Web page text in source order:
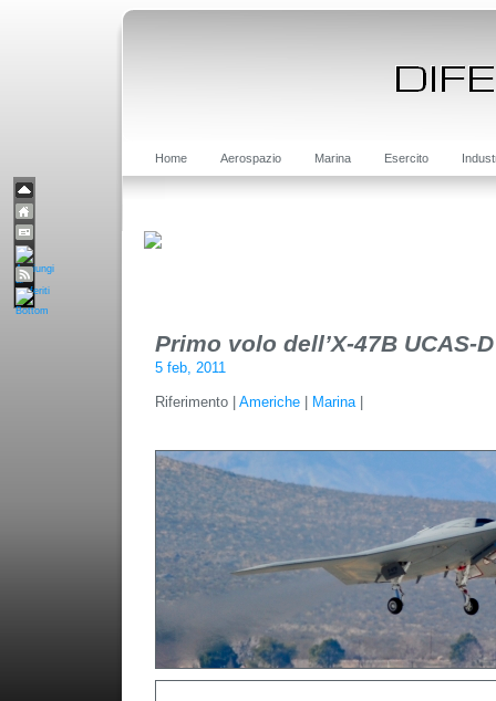
Home Aerospazio Marina Esercito
Primo volo dell’X-47B UCAS-D
5 feb, 2011
Riferimento | Americhe | Marina |